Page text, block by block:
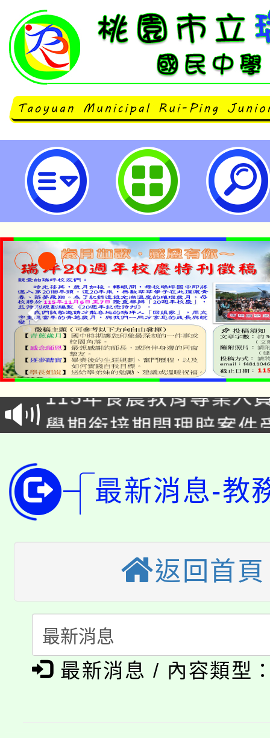
校長及教師專業發展中心辦理「專
實施計畫」-桃園市立瑞坪國民中學
淨零綠生活教案入校路
會
115年食農教育專業人
程
學期銜接期間理賠案件
版
公告本校115學年度第
代理(課)教師甄選結果(
「2026金融保險知識
車」活動
桃園市115學年度學生
生本土語及新住民語歌
公告本校115學年度第
代理(課)教師甄選結果(
公告本校115學年度第
代理(課)教師甄選結果(
轉知中國文化大學推廣
《TA101》溝通分析基
淨零綠生活教案入校路
最新消息-教
返回首頁
最新消息 / 內容類型